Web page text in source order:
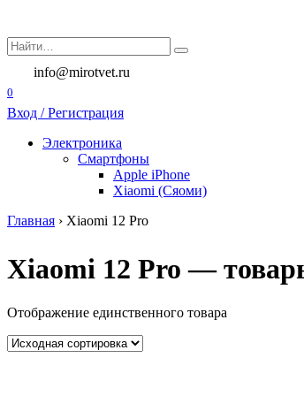
содержанию
Search
for:
info@mirotvet.ru
0
Вход / Регистрация
Электроника
Смартфоны
Apple iPhone
Xiaomi (Сяоми)
Главная › Xiaomi 12 Pro
Xiaomi 12 Pro —
Отображение единственного товара